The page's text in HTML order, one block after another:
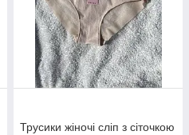
Трусики жіночі сліп з сіточкою